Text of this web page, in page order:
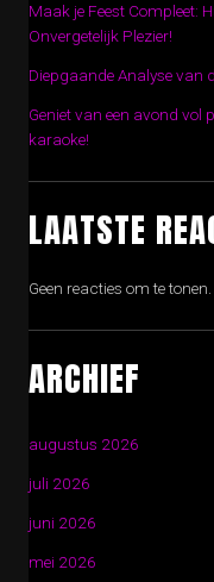
Maak je Feest Compleet:
Onvergetelijk Plezier!
Diepgaande Analyse van
Geniet van een avond vol
karaoke!
LAATSTE
Geen reacties om te tonen.
ARCHIEF
augustus 2026
juli 2026
juni 2026
mei 2026